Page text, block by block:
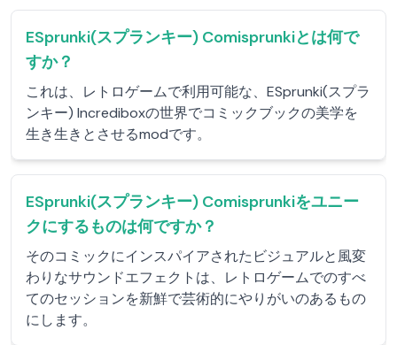
ESprunki(スプランキー) Comisprunkiとは何で
すか？
これは、レトロゲームで利用可能な、ESprunki(スプラ
ンキー) Incrediboxの世界でコミックブックの美学を
生き生きとさせるmodです。
ESprunki(スプランキー) Comisprunkiをユニー
クにするものは何ですか？
そのコミックにインスパイアされたビジュアルと風変
わりなサウンドエフェクトは、レトロゲームでのすべ
てのセッションを新鮮で芸術的にやりがいのあるもの
にします。